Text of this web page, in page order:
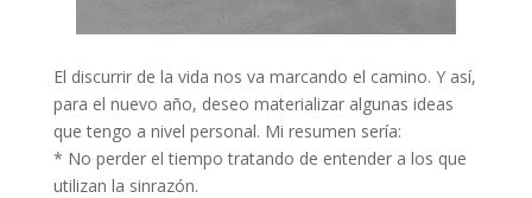
El discurrir de la vida nos va marcando el camino. Y así,
para el nuevo año, deseo materializar algunas ideas
que tengo a nivel personal. Mi resumen sería:
* No perder el tiempo tratando de entender a los que
utilizan la sinrazón.